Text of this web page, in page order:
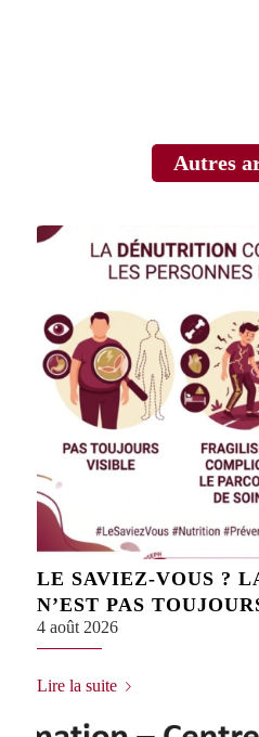
Autres
LE SAVIEZ-VOUS ?
N’EST PAS
4 août 2026
Lire la suite